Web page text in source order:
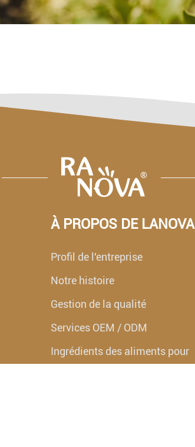
À PROPOS DE LANOVA
Profil de l'entreprise
Notre histoire
Gestion de la qualité
Services OEM / ODM
Ingrédients des aliments pour